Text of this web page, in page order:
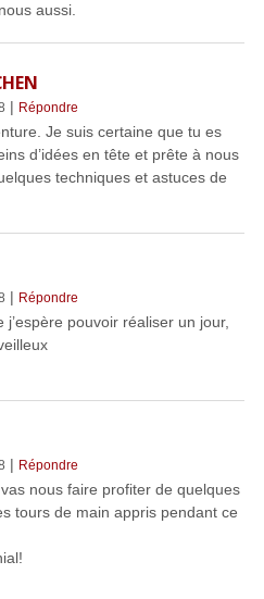
aussi.
| Répondre
Je suis certaine que tu es
d’idées en tête et prête à nous
techniques et astuces de
| Répondre
j’espère pouvoir réaliser un jour,
| Répondre
nous faire profiter de quelques
tours de main appris pendant ce